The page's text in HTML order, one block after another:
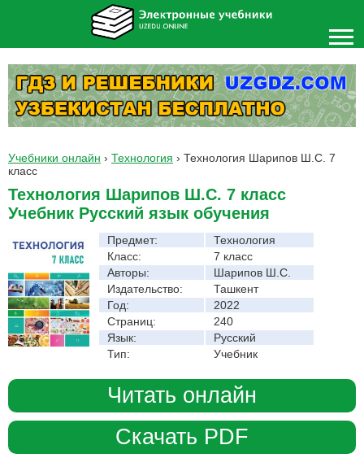
Учебники онлайн › Технология › Технология Шарипов Ш.С. 7
класс
Технология Шарипов Ш.С. 7 класс
Учебник Русский язык обучения
Предмет:
Технология
Класс:
7 класс
Авторы:
Шарипов Ш.С.
Издательство:
Ташкент
Год:
2022
Страниц:
240
Язык:
Русский
Тип:
Учебник
Читать онлайн
Скачать PDF